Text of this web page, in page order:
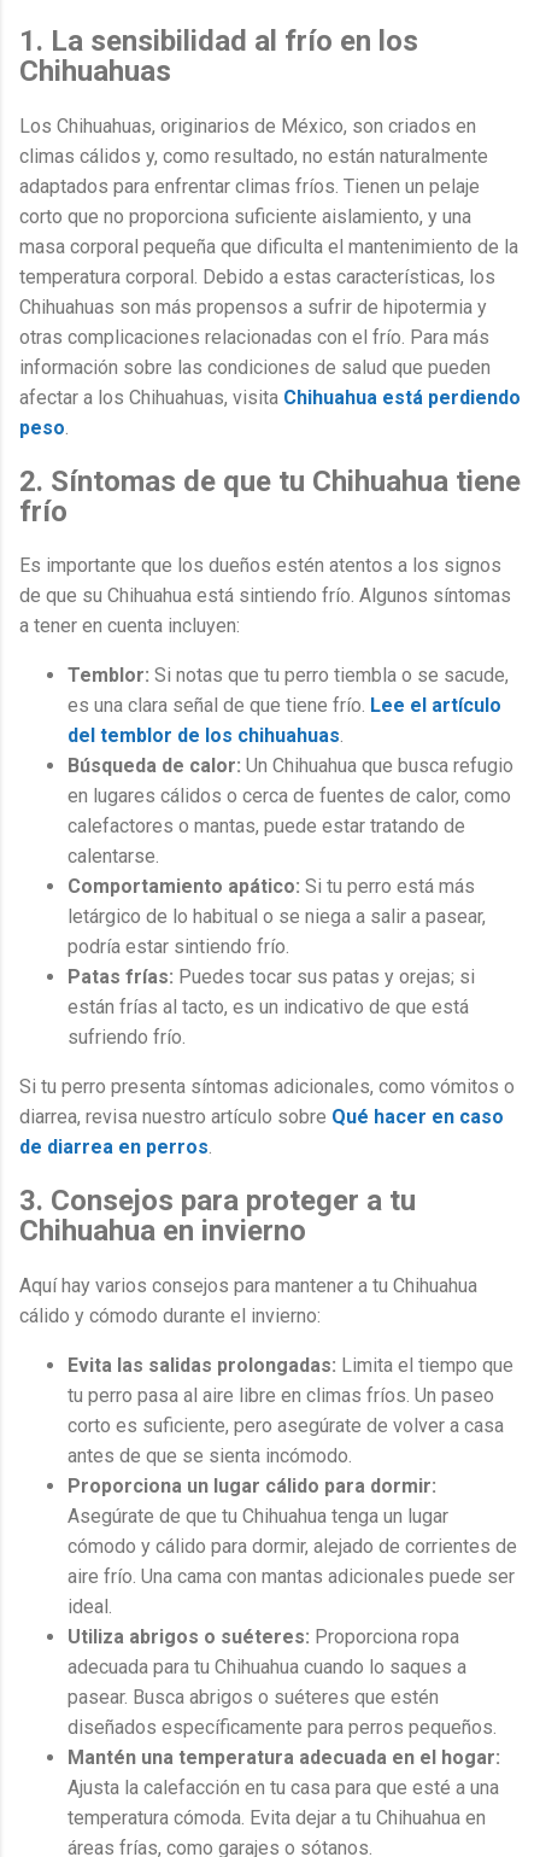
1. La sensibilidad al frío en los
Chihuahuas
Los Chihuahuas, originarios de México, son criados en
climas cálidos y, como resultado, no están naturalmente
adaptados para enfrentar climas fríos. Tienen un pelaje
corto que no proporciona suficiente aislamiento, y una
masa corporal pequeña que dificulta el mantenimiento de la
temperatura corporal. Debido a estas características, los
Chihuahuas son más propensos a sufrir de hipotermia y
otras complicaciones relacionadas con el frío. Para más
información sobre las condiciones de salud que pueden
afectar a los Chihuahuas, visita Chihuahua está perdiendo
peso
2. Síntomas de que tu Chihuahua tiene
frío
Es importante que los dueños estén atentos a los signos
de que su Chihuahua está sintiendo frío. Algunos síntomas
a tener en cuenta incluyen:
Temblor: Si notas que tu perro tiembla o se sacude,
es una clara señal de que tiene frío. Lee el artículo
del temblor de los chihuahuas.
Búsqueda de calor: Un Chihuahua que busca refugio
en lugares cálidos o cerca de fuentes de calor, como
calefactores o mantas, puede estar tratando de
calentarse.
Comportamiento apático: Si tu perro está más
letárgico de lo habitual o se niega a salir a pasear,
podría estar sintiendo frío.
Patas frías: Puedes tocar sus patas y orejas; si
están frías al tacto, es un indicativo de que está
sufriendo frío.
Si tu perro presenta síntomas adicionales, como vómitos o
diarrea, revisa nuestro artículo sobre Qué hacer en caso
de diarrea en perros.
3. Consejos para proteger a tu
Chihuahua en invierno
Aquí hay varios consejos para mantener a tu Chihuahua
cálido y cómodo durante el invierno:
Evita las salidas prolongadas: Limita el tiempo que
tu perro pasa al aire libre en climas fríos. Un paseo
corto es suficiente, pero asegúrate de volver a casa
antes de que se sienta incómodo.
Proporciona un lugar cálido para dormir:
Asegúrate de que tu Chihuahua tenga un lugar
cómodo y cálido para dormir, alejado de corrientes de
aire frío. Una cama con mantas adicionales puede ser
ideal.
Utiliza abrigos o suéteres: Proporciona ropa
adecuada para tu Chihuahua cuando lo saques a
pasear. Busca abrigos o suéteres que estén
diseñados específicamente para perros pequeños.
Mantén una temperatura adecuada en el hogar:
Ajusta la calefacción en tu casa para que esté a una
temperatura cómoda. Evita dejar a tu Chihuahua en
áreas frías, como garajes o sótanos.